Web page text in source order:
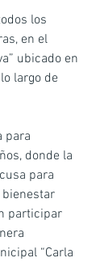
los
en el
ubicado en
largo de
para
donde la
para
participar
“Carla